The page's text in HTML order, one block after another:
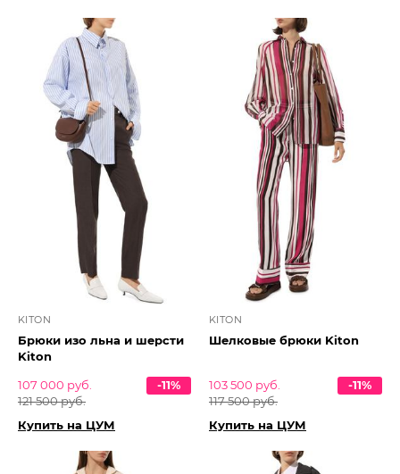
KITON
Брюки изо льна и шерсти
Kiton
107 000 руб.
121 500 руб.
-11%
Купить на ЦУМ
KITON
Шелковые брюки Kiton
103 500 руб.
117 500 руб.
-11%
Купить на ЦУМ